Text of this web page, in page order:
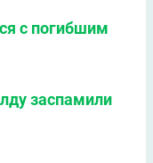
с погибшим
заспамили